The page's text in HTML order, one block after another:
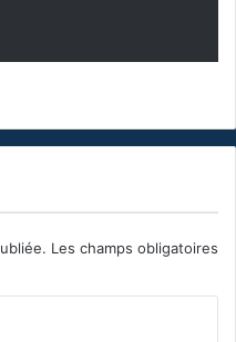
Les champs obligatoires